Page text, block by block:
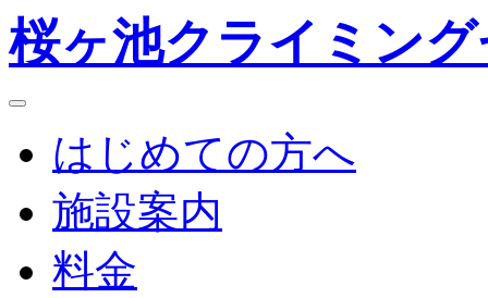
桜ヶ池クライミン
toggle
はじめての方へ
施設案内
料金